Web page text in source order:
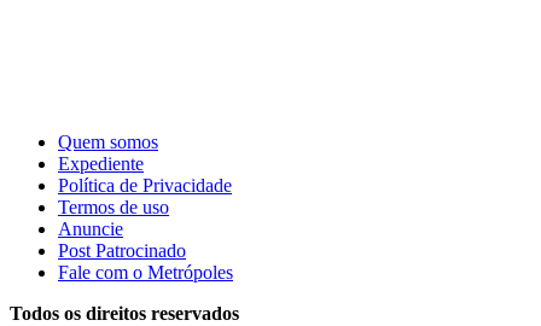
Quem somos
Expediente
Política de Privacidade
Termos de uso
Anuncie
Post Patrocinado
Fale com o Metrópoles
Todos os direitos reservados